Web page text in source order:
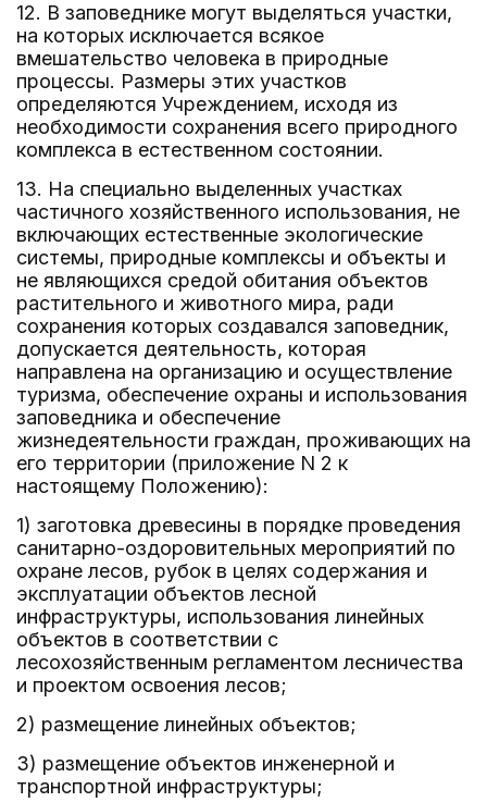
12. В заповеднике могут выделяться участки,
на которых исключается всякое
вмешательство человека в природные
процессы. Размеры этих участков
определяются Учреждением, исходя из
необходимости сохранения всего природного
комплекса в естественном состоянии.
13. На специально выделенных участках
частичного хозяйственного использования, не
включающих естественные экологические
системы, природные комплексы и объекты и
не являющихся средой обитания объектов
растительного и животного мира, ради
сохранения которых создавался заповедник,
допускается деятельность, которая
направлена на организацию и осуществление
туризма, обеспечение охраны и использования
заповедника и обеспечение
жизнедеятельности граждан, проживающих на
его территории (приложение N 2 к
настоящему Положению):
1) заготовка древесины в порядке проведения
санитарно-оздоровительных мероприятий по
охране лесов, рубок в целях содержания и
эксплуатации объектов лесной
инфраструктуры, использования линейных
объектов в соответствии с
лесохозяйственным регламентом лесничества
и проектом освоения лесов;
2) размещение линейных объектов;
3) размещение объектов инженерной и
транспортной инфраструктуры;